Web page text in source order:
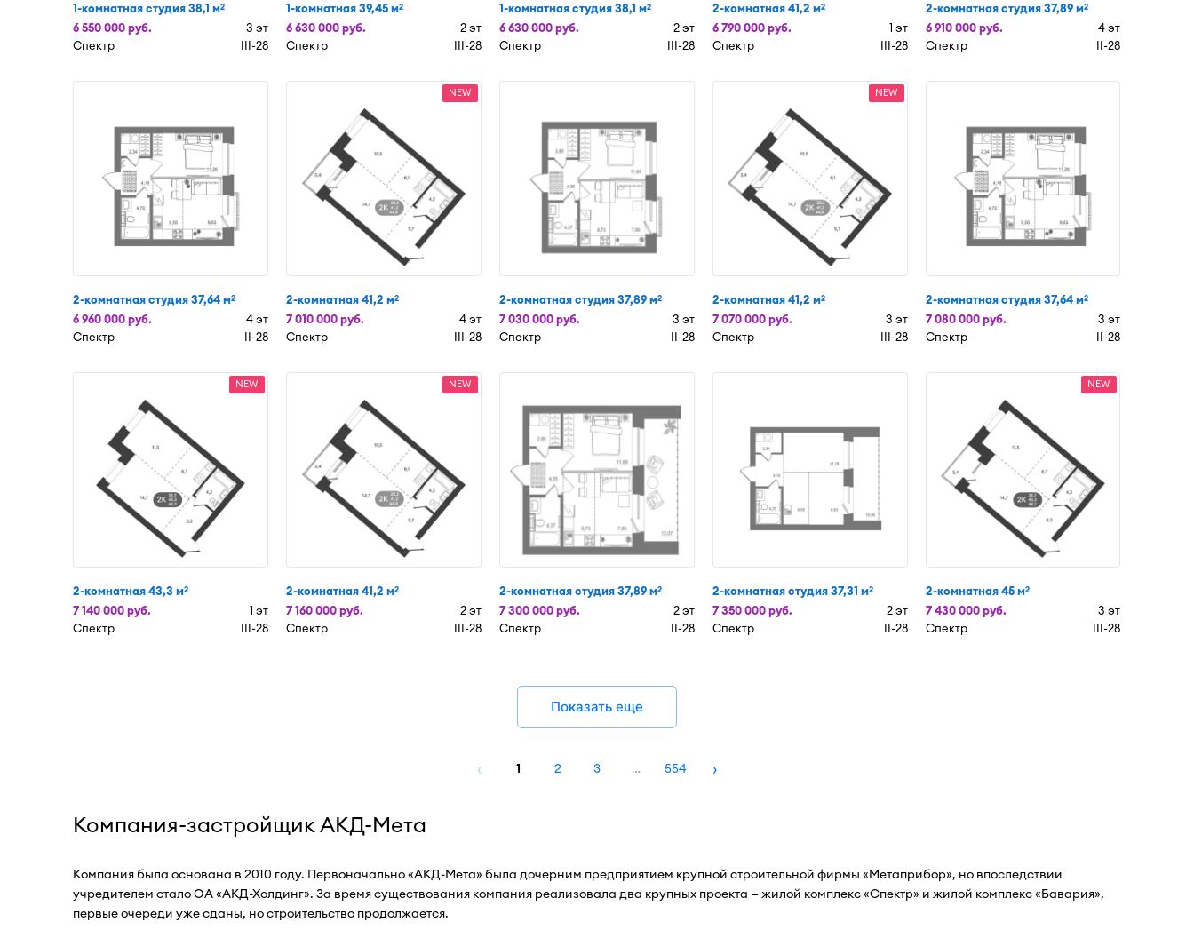
1-комнатная студия 38,1 м2
6 550 000 руб.
3 эт
Спектр
III-28
1-комнатная 39,45 м2
6 630 000 руб.
2 эт
Спектр
III-28
1-комнатная студия 38,1 м2
6 630 000 руб.
2 эт
Спектр
III-28
2-комнатная 41,2 м2
6 790 000 руб.
1 эт
Спектр
III-28
2-комнатная студия 37,89 м2
6 910 000 руб.
4 эт
Спектр
II-28
2-комнатная студия 37,64 м2
6 960 000 руб.
4 эт
Спектр
II-28
NEW
2-комнатная 41,2 м2
7 010 000 руб.
4 эт
Спектр
III-28
2-комнатная студия 37,89 м2
7 030 000 руб.
3 эт
Спектр
II-28
NEW
2-комнатная 41,2 м2
7 070 000 руб.
3 эт
Спектр
III-28
2-комнатная студия 37,64 м2
7 080 000 руб.
3 эт
Спектр
II-28
NEW
2-комнатная 43,3 м2
7 140 000 руб.
1 эт
Спектр
III-28
NEW
2-комнатная 41,2 м2
7 160 000 руб.
2 эт
Спектр
III-28
2-комнатная студия 37,89 м2
7 300 000 руб.
2 эт
Спектр
II-28
2-комнатная студия 37,31 м2
7 350 000 руб.
2 эт
Спектр
II-28
NEW
2-комнатная 45 м2
7 430 000 руб.
3 эт
Спектр
III-28
Показать еще
‹ 1 2 3 … 554 ›
Компания-застройщик АКД-Мета
Компания была основана в 2010 году. Первоначально «АКД-Мета» была дочерним предприятием крупной строительной фирмы «Метаприбор», но впоследствии
учредителем стало ОА «АКД-Холдинг». За время существования компания реализовала два крупных проекта — жилой комплекс «Спектр» и жилой комплекс «Бавария»,
первые очереди уже сданы, но строительство продолжается.